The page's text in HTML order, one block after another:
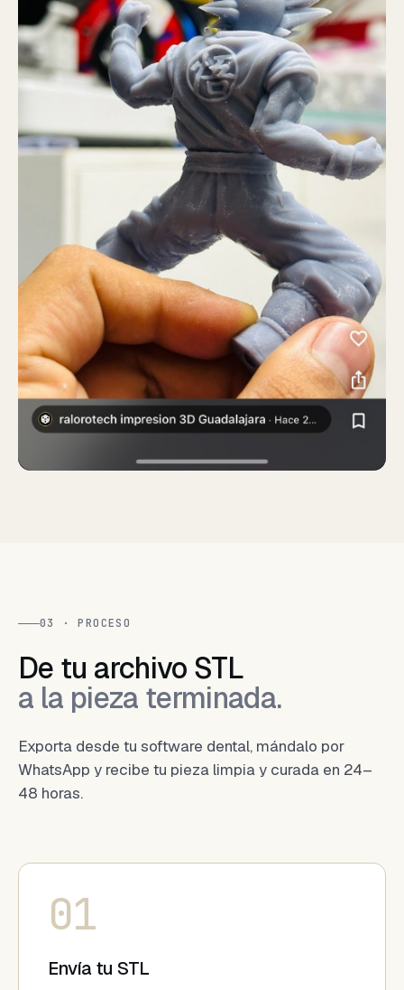
03 · PROCESO
De tu archivo STL
a la pieza terminada.
Exporta desde tu software dental, mándalo por
WhatsApp y recibe tu pieza limpia y curada en 24–
48 horas.
01
Envía tu STL